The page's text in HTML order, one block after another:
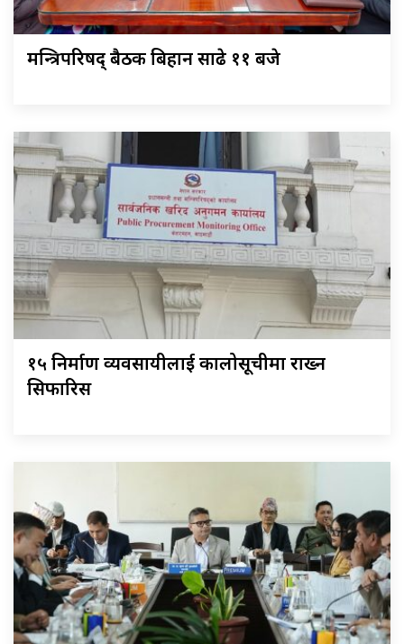
मन्त्रिपरिषद् बैठक बिहान साढे ११ बजे
१५ निर्माण व्यवसायीलाई कालोसूचीमा राख्न
सिफारिस